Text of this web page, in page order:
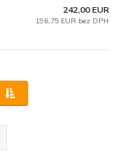
242,00 EUR
196,75 EUR bez DPH